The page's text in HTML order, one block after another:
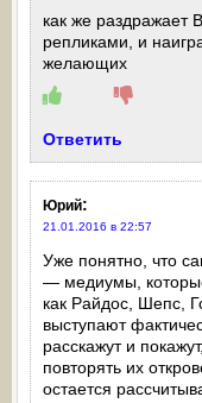
как же раздражает
репликами, и
желающих
Ответить
Юрий:
21.01.2016 в 22:57
Уже понятно, что
— медиумы,
как Райдос, Шепс,
выступают
расскажут и
повторять их
остается